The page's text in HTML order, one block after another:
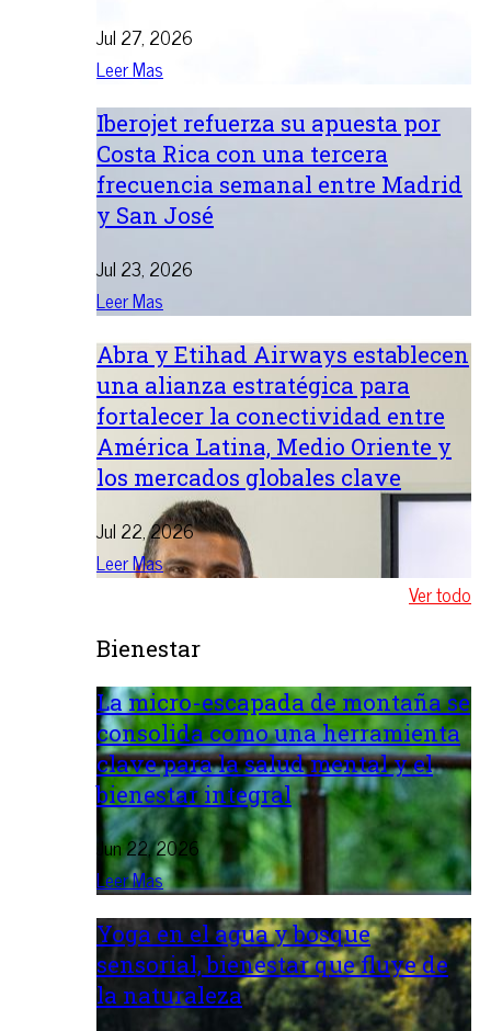
Jul 27, 2026
Leer Mas
Iberojet refuerza su apuesta por
Costa Rica con una tercera
frecuencia semanal entre Madrid
y San José
Jul 23, 2026
Leer Mas
Abra y Etihad Airways establecen
una alianza estratégica para
fortalecer la conectividad entre
América Latina, Medio Oriente y
los mercados globales clave
Jul 22, 2026
Leer Mas
Ver todo
Bienestar
La micro-escapada de montaña se
consolida como una herramienta
clave para la salud mental y el
bienestar integral
Jun 22, 2026
Leer Mas
Yoga en el agua y bosque
sensorial, bienestar que fluye de
la naturaleza